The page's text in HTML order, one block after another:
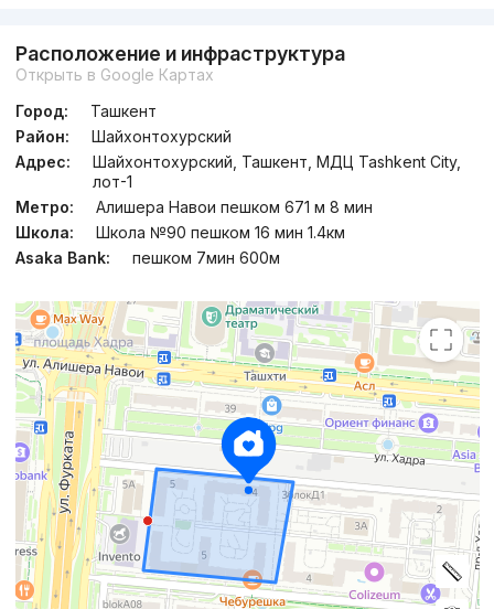
Расположение и инфраструктура
Открыть в Google Картах
Город:
Ташкент
Район:
Шайхонтохурский
Адрес:
Шайхонтохурский, Ташкент, МДЦ Tashkent City,
лот-1
Метро:
Алишера Навои пешком 671 м 8 мин
Школа:
Школа №90 пешком 16 мин 1.4км
Asaka Bank:
пешком 7мин 600м